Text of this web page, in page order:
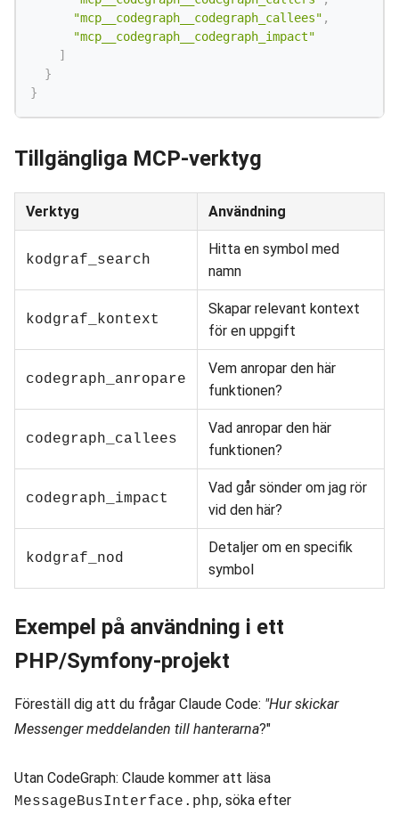
"mcp__codegraph__codegraph_callees" ,
"mcp__codegraph__codegraph_impact"
]
}
}
Tillgängliga MCP-verktyg
Verktyg Användning
kodgraf_search
Hitta en symbol med
namn
kodgraf_kontext
Skapar relevant kontext
för en uppgift
codegraph_anropare
Vem anropar den här
funktionen?
codegraph_callees
Vad anropar den här
funktionen?
codegraph_impact
Vad går sönder om jag rör
vid den här?
kodgraf_nod
Detaljer om en specifik
symbol
Exempel på användning i ett
PHP/Symfony-projekt
Föreställ dig att du frågar Claude Code: "Hur skickar
Messenger meddelanden till hanterarna?"
Utan CodeGraph: Claude kommer att läsa
MessageBusInterface.php, söka efter